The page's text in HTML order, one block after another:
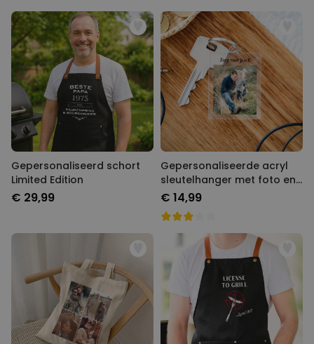
Gepersonaliseerd schort
Limited Edition
€ 29,99
Gepersonaliseerde acryl
sleutelhanger met foto en
tekst
€ 14,99